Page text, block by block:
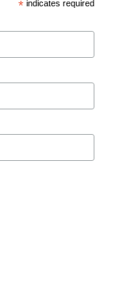
* indicates required